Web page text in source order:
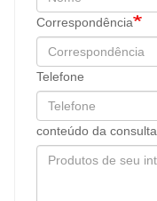
Correspondência
Telefone
conteúdo da consulta